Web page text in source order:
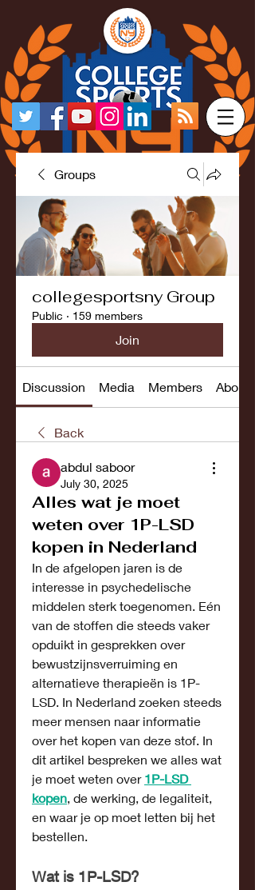
Groups
collegesportsny Group
Public · 159 members
Join
Discussion Media Members About
Back
abdul saboor
July 30, 2025
Alles wat je moet
weten over 1P-LSD
kopen in Nederland
In de afgelopen jaren is de
interesse in psychedelische
middelen sterk toegenomen. Eén
van de stoffen die steeds vaker
opduikt in gesprekken over
bewustzijnsverruiming en
alternatieve therapieën is 1P-
LSD. In Nederland zoeken steeds
meer mensen naar informatie
over het kopen van deze stof. In
dit artikel bespreken we alles wat
je moet weten over 1P-LSD
kopen, de werking, de legaliteit,
en waar je op moet letten bij het
bestellen.
Wat is 1P-LSD?